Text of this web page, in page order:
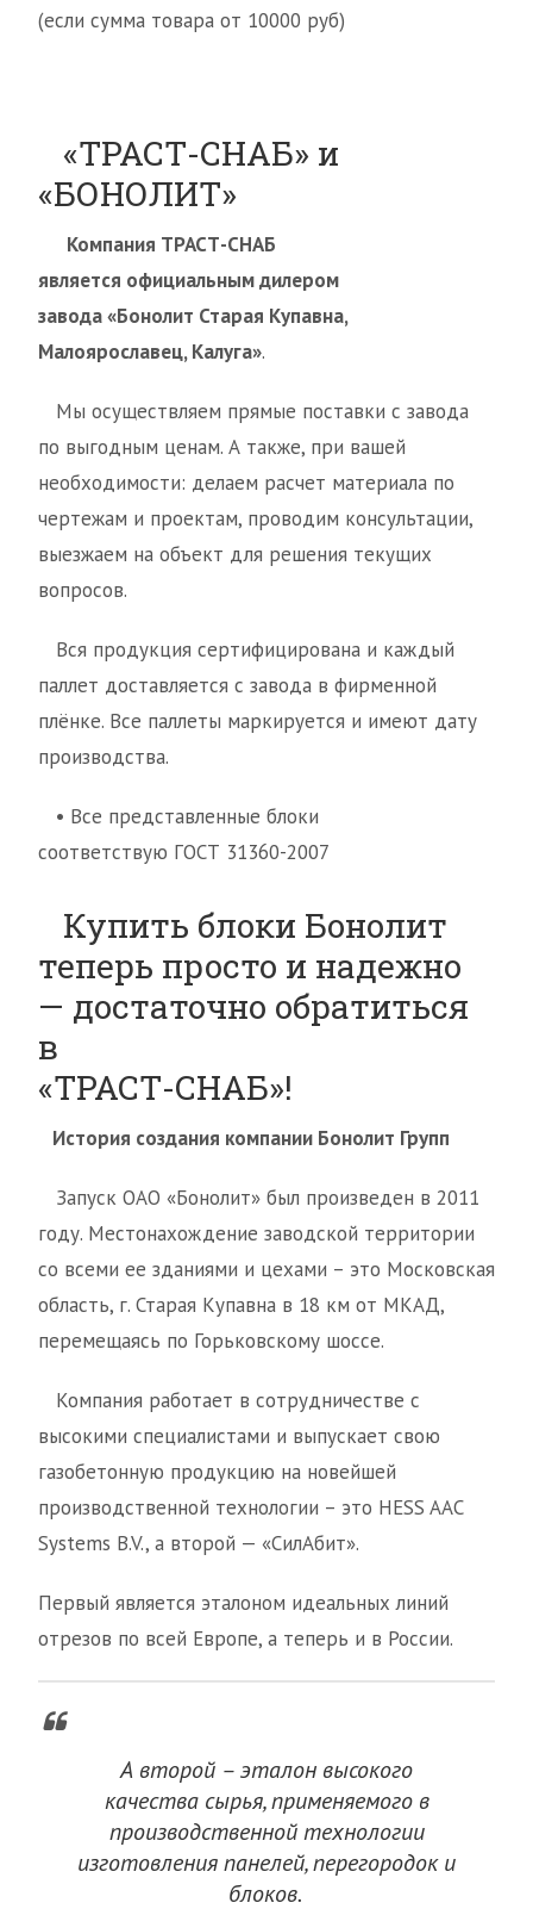
(если сумма товара от 10000 руб)
«ТРАСТ-СНАБ» и
«БОНОЛИТ»
Компания ТРАСТ-СНАБ
является официальным дилером
завода «Бонолит Старая Купавна,
Малоярославец, Калуга».
Мы осуществляем прямые поставки с завода
по выгодным ценам. А также, при вашей
необходимости: делаем расчет материала по
чертежам и проектам, проводим консультации,
выезжаем на объект для решения текущих
вопросов.
Вся продукция сертифицирована и каждый
паллет доставляется с завода в фирменной
плёнке. Все паллеты маркируется и имеют дату
производства.
• Все представленные блоки
соответствую ГОСТ 31360-2007
Купить блоки Бонолит
теперь просто и надежно
— достаточно обратиться
в
«ТРАСТ-СНАБ»!
История создания компании Бонолит Групп
Запуск ОАО «Бонолит» был произведен в 2011
году. Местонахождение заводской территории
со всеми ее зданиями и цехами – это Московская
область, г. Старая Купавна в 18 км от МКАД,
перемещаясь по Горьковскому шоссе.
Компания работает в сотрудничестве с
высокими специалистами и выпускает свою
газобетонную продукцию на новейшей
производственной технологии – это HESS AAC
Systems B.V., а второй — «СилАбит».
Первый является эталоном идеальных линий
отрезов по всей Европе, а теперь и в России.
А второй – эталон высокого
качества сырья, применяемого в
производственной технологии
изготовления панелей, перегородок и
блоков.